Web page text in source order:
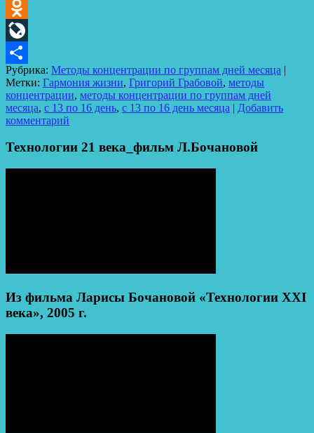
Telegram
Odnoklassniki
LiveJournal
Отправить
Рубрика: Методы концентрации по группам дней месяца |
Метки: Гармония жизни, Григорий Грабовой, методы
концентрации, методы концентрации по группам дней
месяца, с 13 по 16 день, с 13 по 16 день месяца | Добавить
комментарий
Технологии 21 века_фильм Л.Бочановой
Из фильма Ларисы Бочановой «Технологии XXI
века», 2005 г.